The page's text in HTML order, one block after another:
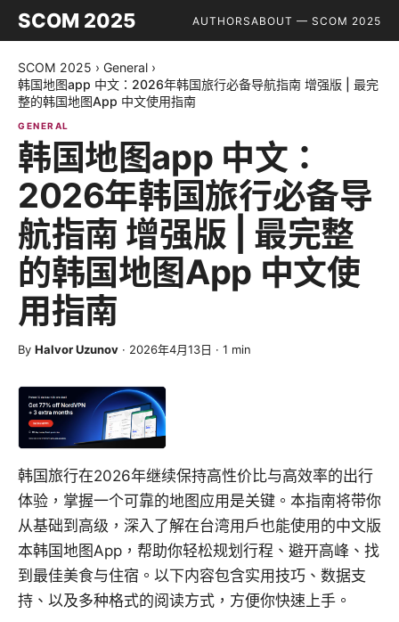
SCOM 2025 AUTHORSABOUT — SCOM 2025
SCOM 2025 › General ›
韩国地图app 中文：2026年韩国旅行必备导航指南 增强版 | 最完
整的韩国地图App 中文使用指南
GENERAL
韩国地图app 中文：
2026年韩国旅行必备导
航指南 增强版 | 最完整
的韩国地图App 中文使
用指南
By Halvor Uzunov · 2026年4月13日 · 1 min
韩国旅行在2026年继续保持高性价比与高效率的出行
体验，掌握一个可靠的地图应用是关键。本指南将带你
从基础到高级，深入了解在台湾用户也能使用的中文版
本韩国地图App，帮助你轻松规划行程、避开高峰、找
到最佳美食与住宿。以下内容包含实用技巧、数据支
持、以及多种格式的阅读方式，方便你快速上手。